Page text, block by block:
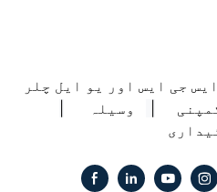
ایس جی ایس اور یو ایل چلر
وسیلہ